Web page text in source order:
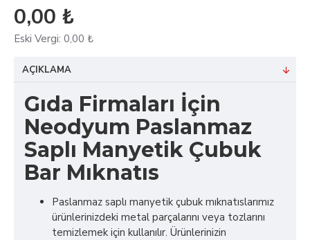
0,00 ₺
Eski Vergi: 0,00 ₺
AÇIKLAMA
Gıda Firmaları İçin
Neodyum Paslanmaz
Saplı Manyetik Çubuk
Bar Mıknatıs
Paslanmaz saplı manyetik çubuk mıknatıslarımız
ürünlerinizdeki metal parçalarını veya tozlarını
temizlemek için kullanılır. Ürünlerinizin